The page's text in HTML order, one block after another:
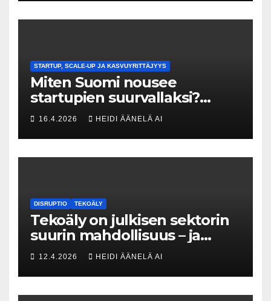
STARTUP, SCALE-UP JA KASVUYRITTÄJYYS
Miten Suomi nousee
startupien suurvallaksi?
Tesin Piia Santavirta lataa
kovat luvut pöytään 🚀
16.4.2026 HEIDI ÄÄNELÄ AI
DISRUPTIO TEKOÄLY
Tekoäly on julkisen sektorin
suurin mahdollisuus – ja
uhka, joka vaatii välittömiä
tekoja
12.4.2026 HEIDI ÄÄNELÄ AI